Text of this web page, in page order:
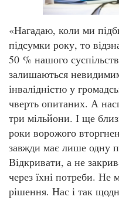
«Нагадаю, коли ми
підсумки року, то
50 % нашого
залишаються
інвалідністю у
чверть опитаних. А
три мільйони. І ще
роки ворожого
завжди має лише одну
Відкривати, а не
через їхні потреби. Не
рішення. Нас і так